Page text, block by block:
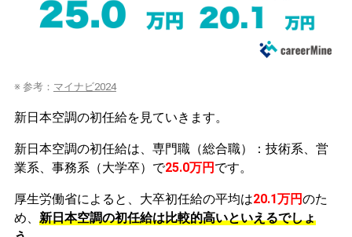
※ 参考： マイナビ2024
新日本空調の初任給を見ていきます。
新日本空調の初任給は、専門職（総合職）：技術系、営
業系、事務系（大学卒）で25.0万円 です。
厚生労働省によると、大卒初任給の平均は20.1万円のた
め、 新日本空調の初任給は比較的高いといえるでしょ